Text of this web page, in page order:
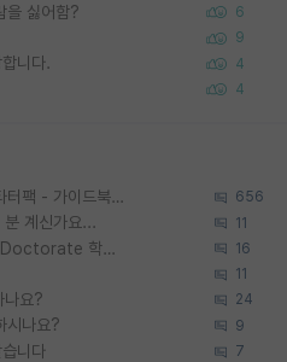
을 싫어함? 6
9
니다. 4
4
[무료] 2026 미국 대학원 유학 스타터팩 - 가이드북 & 합격자 컨택메일 템플릿 656
분 계신가요... 11
우리나라도 학구 열풍보면 Higher Doctorate 학위가 필요하다고 봅니다. 16
11
나요? 24
시나요? 9
니다 7